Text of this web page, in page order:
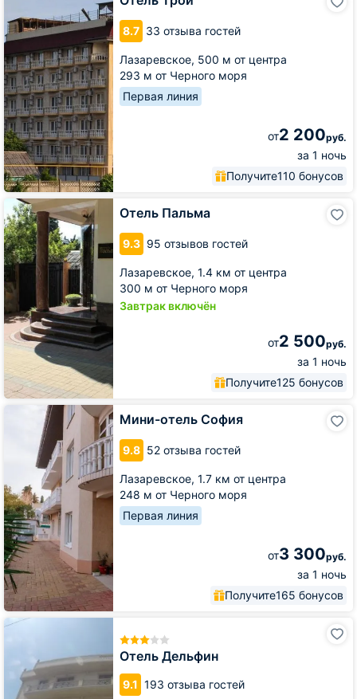
8.7 33 отзыва гостей
Лазаревское, 500 м от центра
293 м от Черного моря
Первая линия
от2 200руб.
за 1 ночь
Получите110 бонусов
Отель Пальма
9.3 95 отзывов гостей
Лазаревское, 1.4 км от центра
300 м от Черного моря
Завтрак включён
от2 500руб.
за 1 ночь
Получите125 бонусов
Отель
Пальма
Мини-отель София
9.8 52 отзыва гостей
Лазаревское, 1.7 км от центра
248 м от Черного моря
Первая линия
от3 300руб.
за 1 ночь
Получите165 бонусов
Отель Дельфин
9.1 193 отзыва гостей
Отель